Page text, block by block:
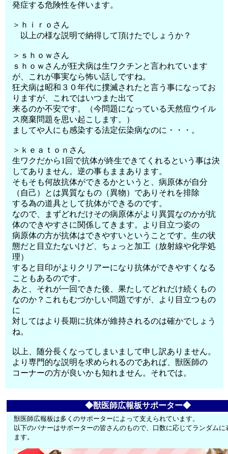
発症する危険性を伴います。
＞ｈｉｒｏさん
以上の様な説明で納得して頂けたでしょうか？
＞ｓｈｏｗさん
ｓｈｏｗさんが狂犬病は生ワクチンと言われています
が、これが事実なら怖い話しですね。
狂犬病は昭和３０年代に撲滅されたと言う事になってお
りますが、これではいつまた出て
来るのか不安です。（今問題になっている天然痘ウイル
ス廃棄問題を思い起こします。）
ましてや人にも感染する法定伝染病なのに・・・。
＞ｋｅａｔｏｎさん
生ワクだから1回で抗体が終生できてくれるという事は決
してありません。逆の事もままあります。
そもそも何故抗体ができるかというと、病原体が自分
（自己）とは異質なもの（異物）でありそれを排除
する為の道具として抗体ができるのです。
なので、まずどれだけその病原体がより異質なのかが抗
体のできやすさに関係してきます。より目立つ姿の
病原体の方が抗体はできやすいということです。生の状
態だと目立たないけど、ちょっと加工（放射線や化学処
理）
すると目印がよりクリアーになり抗体ができやすくなる
こともあるのです。
あと、それが一回できた後、果たしてどれだけ続くもの
なのか？これもむづかしい問題ですが、より目立つもの
に
対してはより長期に抗体が維持されるのは確かでしょう
ね。
以上、随分長くなってしまいまして申し訳ありません。
より専門的な説明を求められるのであれば、獣医師の
コーナーの方が良いかも知れません。それでは。
◆獣医師広報板サポーター◆
獣医師広報板は多くのサポーターによって支えられています。
以下のバナーはサポーターの皆さんのもので、口数に応じてランダムに
ます。